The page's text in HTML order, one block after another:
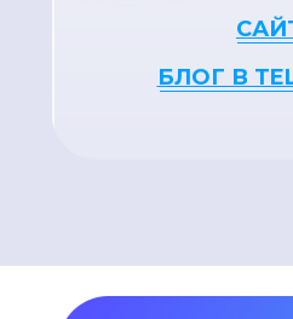
БЛОГ В